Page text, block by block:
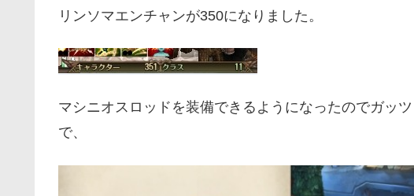
リンソマエンチャンが350になりました。
マシニオスロッドを装備できるようになったのでガッ
で、